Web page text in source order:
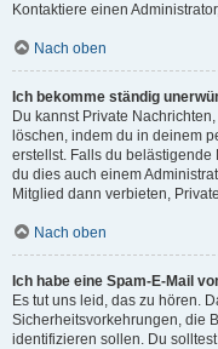
Kontaktiere einen
Nach oben
Ich bekomme ständig
Du kannst Private
löschen, indem du in deinem
erstellst. Falls du
du dies auch einem
Mitglied dann verbieten,
Nach oben
Ich habe eine Spam-E-Mail
Es tut uns leid, das zu hören.
Sicherheitsvorkehrungen, die
identifizieren sollen. Du